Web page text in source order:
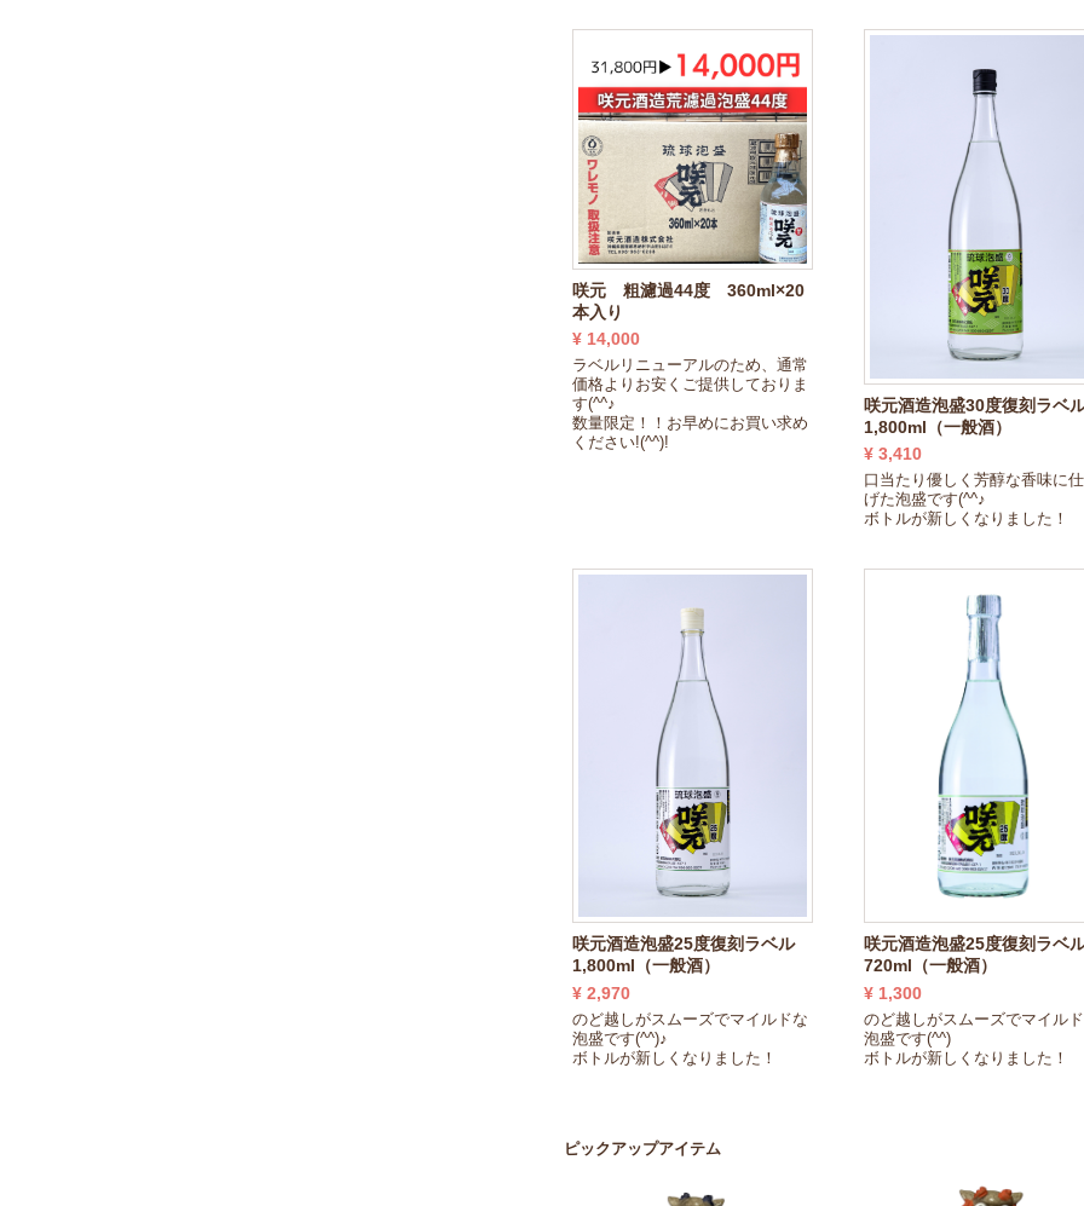
咲元 粗濾過44度 360ml×20
本入り
¥ 14,000
ラベルリニューアルのため、通常
価格よりお安くご提供しておりま
す(^^♪
数量限定！！お早めにお買い求め
ください!(^^)!
咲元酒造泡盛30度復刻ラベ
1,800ml（一般酒）
¥ 3,410
口当たり優しく芳醇な香味に
げた泡盛です(^^♪
ボトルが新しくなりました！
咲元酒造泡盛25度復刻ラベル
1,800ml（一般酒）
¥ 2,970
のど越しがスムーズでマイルドな
泡盛です(^^)♪
ボトルが新しくなりました！
咲元酒造泡盛25度復刻ラベ
720ml（一般酒）
¥ 1,300
のど越しがスムーズでマイル
泡盛です(^^)
ボトルが新しくなりました！
ピックアップアイテム